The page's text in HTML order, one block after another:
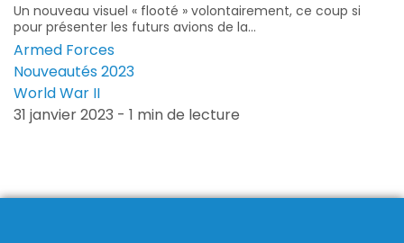
Un nouveau visuel « flooté » volontairement, ce coup si
pour présenter les futurs avions de la...
Armed Forces
Nouveautés 2023
World War II
31 janvier 2023 - 1 min de lecture